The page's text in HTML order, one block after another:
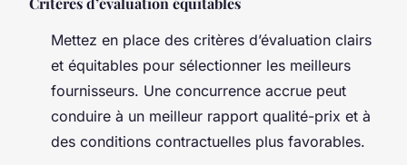
Mettez en place des critères d’évaluation clairs
et équitables pour sélectionner les meilleurs
fournisseurs. Une concurrence accrue peut
conduire à un meilleur rapport qualité-prix et à
des conditions contractuelles plus favorables.